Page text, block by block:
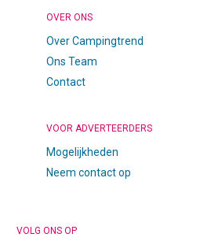
OVER ONS
Over Campingtrend
Ons Team
Contact
VOOR ADVERTEERDERS
Mogelijkheden
Neem contact op
VOLG ONS OP